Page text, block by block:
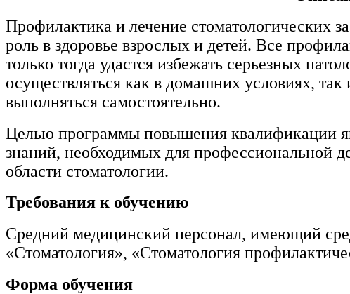
Профессиональное обучение
рабочих и служащих
История и археология
Техносферная безопасность и ОТ
Техносферная безопасность и
природообустройство
Экологическая безопасность в
Профилактика и лечение стоматологических
роль в здоровье взрослых и детей. Все
только тогда удастся избежать серьезных
осуществляться как в домашних условиях,
выполняться самостоятельно.
Целью программы повышения квалификации
знаний, необходимых для профессиональной
области стоматологии.
Требования к обучению
Средний медицинский персонал, имеющий
«Стоматология», «Стоматология
Форма обучения